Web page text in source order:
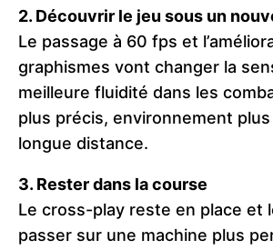
2. Découvrir le jeu sous un
Le passage à 60 fps et
graphismes vont changer la
meilleure fluidité dans les
plus précis, environnement plus
longue distance.
3. Rester dans la course
Le cross-play reste en place et
passer sur une machine plus